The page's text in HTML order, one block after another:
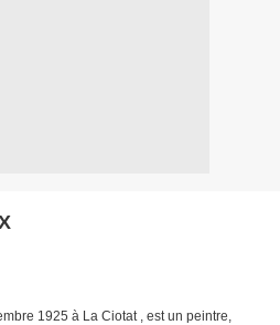
1925 à La Ciotat , est un peintre,